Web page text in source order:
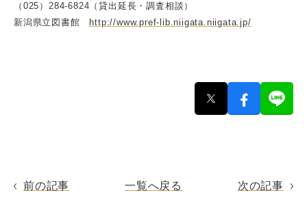
（025）284-6824（貸出延長・調査相談）
新潟県立図書館
http://www.pref-lib.niigata.niigata.jp/
前の記事 一覧へ戻る 次の記事